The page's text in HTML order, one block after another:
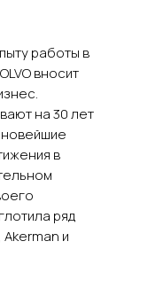
работы в
вносит
на 30 лет
в
ряд
Akerman и